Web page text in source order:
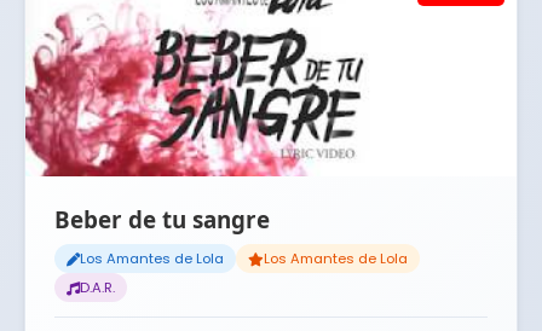
Beber de tu sangre
Los Amantes de Lola
Los Amantes de Lola
D.A.R.